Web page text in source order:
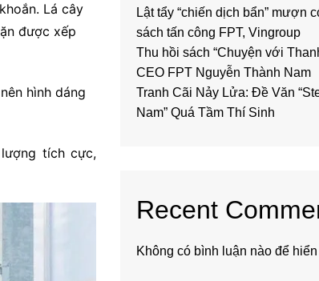
Lá cây
được xếp
hình dáng
tích cực,
Lật tẩy “chiến dịch bẩn” mượn
sách tấn công FPT, Vingroup
Thu hồi sách “Chuyện với
CEO FPT Nguyễn Thành Nam
Tranh Cãi Nảy Lửa: Đề Văn
Nam” Quá Tầm Thí Sinh
Recent
Không có bình luận nào để hiển